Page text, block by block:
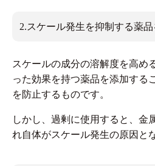
2.スケール発生を抑制する薬
スケールの成分の溶解度を高め
った効果を持つ薬品を添加する
を防止するものです。
しかし、過剰に使用すると、金
れ自体がスケール発生の原因と